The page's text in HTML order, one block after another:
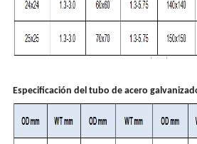
Especificación del tubo de acero